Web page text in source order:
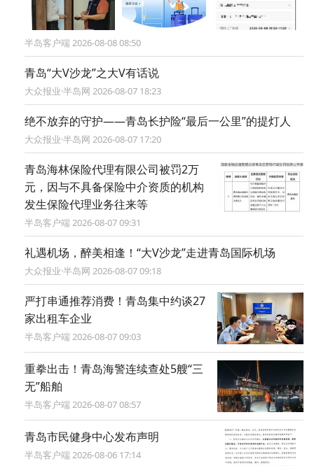
半岛客户端 2026-08-08 08:50
青岛“大V沙龙”之大V有话说
大众报业·半岛网 2026-08-07 18:23
绝不放弃的守护——青岛长护险“最后一公里”的提灯人
大众报业·半岛网 2026-08-07 17:20
青岛海林保险代理有限公司被罚2万
元，因与不具备保险中介资质的机构
发生保险代理业务往来等
半岛客户端 2026-08-07 09:31
礼遇机场，醉美相逢！“大V沙龙”走进青岛国际机场
大众报业·半岛网 2026-08-07 09:18
严打串通推荐消费！青岛集中约谈27
家出租车企业
半岛客户端 2026-08-07 09:03
重拳出击！青岛海警连续查处5艘“三
无”船舶
半岛客户端 2026-08-07 08:57
青岛市民健身中心发布声明
半岛客户端 2026-08-06 17:14